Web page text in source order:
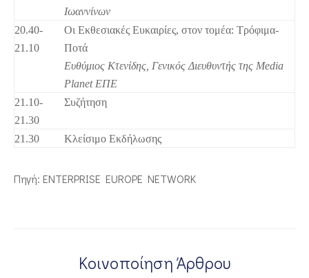
Ιωαννίνων
20.40-
21.10
Οι Εκθεσιακές Ευκαιρίες, στον τομέα: Τρόφιμα-
Ποτά
Ευθύμιος Κτενίδης, Γενικός Διευθυντής της Media
Planet ΕΠΕ
21.10-
21.30
Συζήτηση
21.30 Κλείσιμο Εκδήλωσης
Πηγή: ENTERPRISE EUROPE NETWORK
Κοινοποίηση Άρθρου